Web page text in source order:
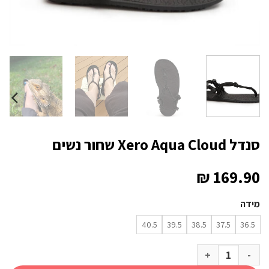
סנדל Xero Aqua Cloud שחור נשים
₪169.90
מידה
36.5
37.5
38.5
39.5
40.5
כמות של סנדל Xero Aqua Cloud שחור נשים